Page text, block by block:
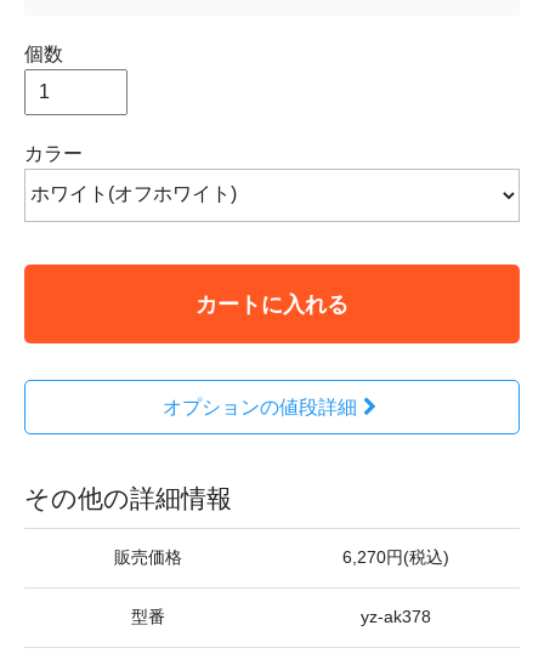
個数
カラー
カートに入れる
オプションの値段詳細
その他の詳細情報
販売価格 6,270円(税込)
型番 yz-ak378